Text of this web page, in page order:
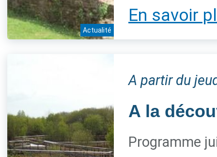
Actualité
En savoir
A partir du
A la
Programme